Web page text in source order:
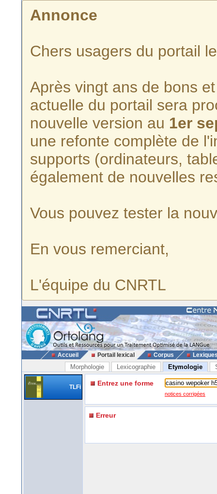
Annonce
Chers usagers du portail
Après vingt ans de bons
actuelle du portail sera
nouvelle version au 1er
une refonte complète de
supports (ordinateurs,
également de nouvelles
Vous pouvez tester la
En vous remerciant,
L'équipe du CNRTL
Accueil Portail lexical Corpus
Morphologie Lexicographie Etymologie
TLFi Entrez une forme
notices corrigées
Erreur